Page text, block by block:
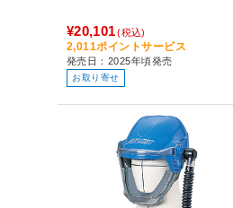
¥20,101(税込)
2,011ポイントサービス
発売日：2025年頃発売
お取り寄せ